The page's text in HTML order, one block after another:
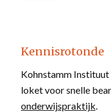
Kennisrotonde
Kohnstamm
loket voor snelle
onderwijspraktijk.